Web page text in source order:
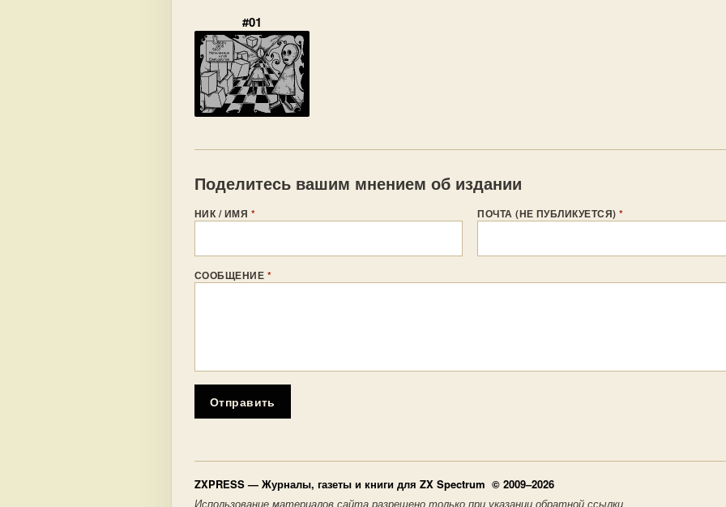
#01
Поделитесь вашим мнением об издании
НИК / ИМЯ * ПОЧТА (НЕ ПУБЛИКУЕТСЯ)*
СООБЩЕНИЕ *
Отправить
ZXPRESS — Журналы, газеты и книги для ZX Spectrum © 2009–2026
Использование материалов сайта разрешено только при указании обратной ссылки